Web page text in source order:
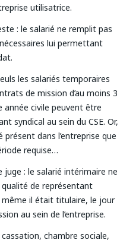
utilisatrice.
: le salarié ne remplit pas
lui permettant
les salariés temporaires
de mission d’au moins 3
année civile peuvent être
syndical au sein du CSE. Or,
présent dans l’entreprise que
requise…
juge : le salarié intérimaire ne
de représentant
même il était titulaire, le jour
au sein de l’entreprise.
chambre sociale,